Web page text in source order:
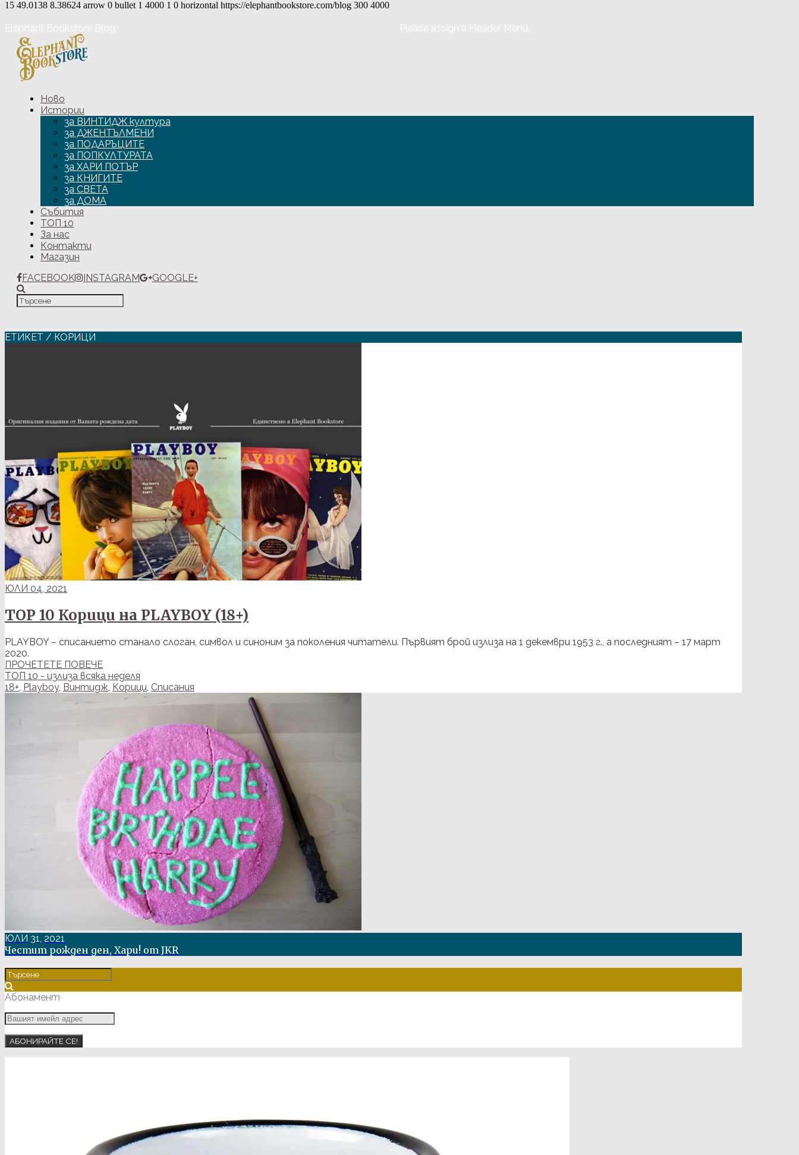
15 49.0138 8.38624 arrow 0 bullet 1 4000 1 0 horizontal https://elephantbookstore.com/blog 300 4000
Ново
Истории
за ВИНТИДЖ култура
за ДЖЕНТЪЛМЕНИ
за ПОДАРЪЦИТЕ
за ПОПКУЛТУРАТА
за ХАРИ ПОТЪР
за КНИГИТЕ
за СВЕТА
за ДОМА
Събития
ТОП 10
За нас
Контакти
Магазин
FACEBOOK
INSTAGRAM GOOGLE+
ЕТИКЕТ / КОРИЦИ
ЮЛИ 04, 2021
TOP 10 Корици на PLAYBOY (18+)
PLAYBOY – списанието станало слоган, символ и синоним за поколения читатели. Първият брой излиза на 1 декември 1953 г., а последният – 17 март
2020.
ПРОЧЕТЕТЕ ПОВЕЧЕ
ТОП 10 - излиза всяка неделя
18+, Playboy, Винтидж, Корици, Списания
ЮЛИ 31, 2021
Честит рожден ден, Хари! от JKR
Абонамент